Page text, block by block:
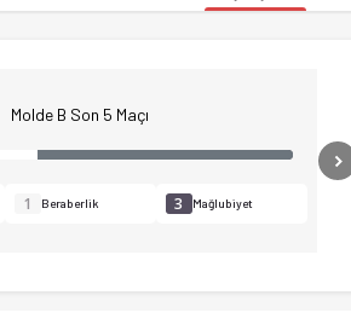
Molde B Son 5 Maçı
1 Beraberlik 3 Mağlubiyet